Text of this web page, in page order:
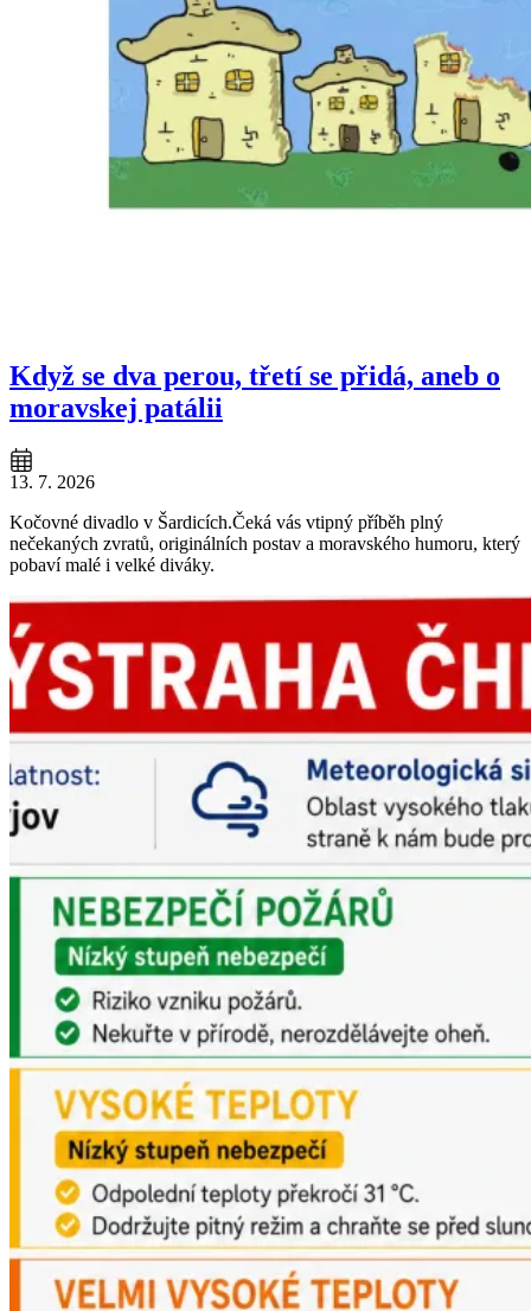
Když se dva perou, třetí se přidá, aneb o
moravskej patálii
13. 7. 2026
Kočovné divadlo v Šardicích.Čeká vás vtipný příběh plný
nečekaných zvratů, originálních postav a moravského humoru, který
pobaví malé i velké diváky.